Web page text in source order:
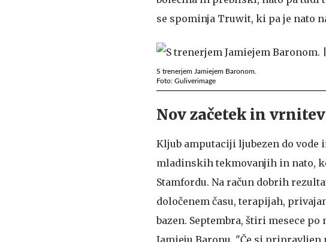
se spominja Truwit, ki pa je nato
S trenerjem Jamiejem Baronom.
Foto: Guliverimage
Nov začetek in
Kljub amputaciji ljubezen do vode
mladinskih tekmovanjih in nato,
Stamfordu. Na račun dobrih
določenem času, terapijah,
bazen. Septembra, štiri mesece
Jamieju Baronu. "Če si